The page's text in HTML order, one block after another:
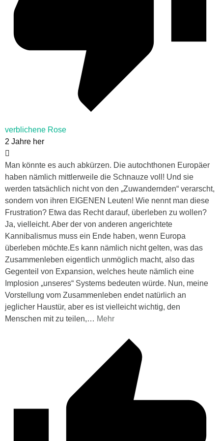
verblichene Rose
2 Jahre her
Man könnte es auch abkürzen. Die autochthonen Europäer
haben nämlich mittlerweile die Schnauze voll! Und sie
werden tatsächlich nicht von den „Zuwandernden“ verarscht,
sondern von ihren EIGENEN Leuten! Wie nennt man diese
Frustration? Etwa das Recht darauf, überleben zu wollen?
Ja, vielleicht. Aber der von anderen angerichtete
Kannibalismus muss ein Ende haben, wenn Europa
überleben möchte.Es kann nämlich nicht gelten, was das
Zusammenleben eigentlich unmöglich macht, also das
Gegenteil von Expansion, welches heute nämlich eine
Implosion „unseres“ Systems bedeuten würde. Nun, meine
Vorstellung vom Zusammenleben endet natürlich an
jeglicher Haustür, aber es ist vielleicht wichtig, den
Menschen mit zu teilen,… Mehr